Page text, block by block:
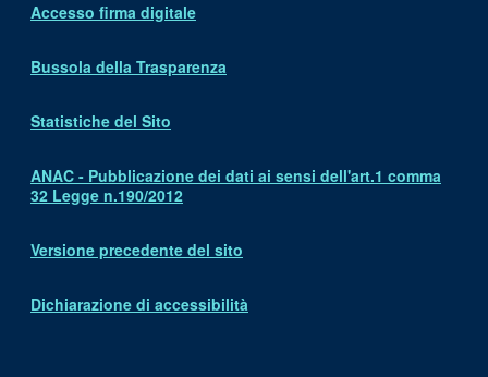
Accesso firma digitale
Bussola della Trasparenza
Statistiche del Sito
ANAC - Pubblicazione dei dati ai sensi dell'art.1 comma
32 Legge n.190/2012
Versione precedente del sito
Dichiarazione di accessibilità